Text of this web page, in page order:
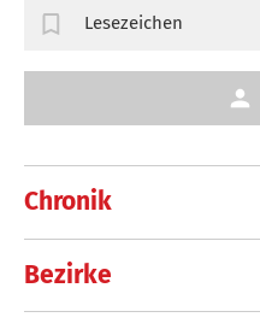
Chronik
Bezirke
Lesezeichen